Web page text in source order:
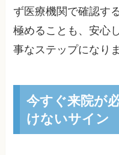
ず医療機関で確認す
極めることも、安心
事なステップになりま
今すぐ来院が
けないサイン